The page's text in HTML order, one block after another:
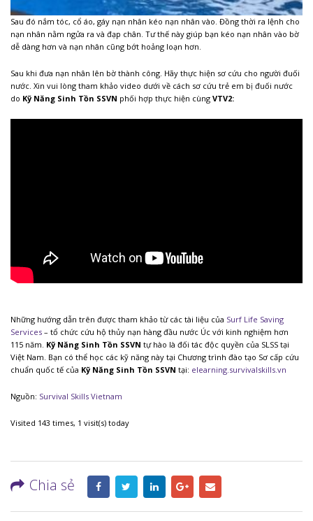
Sau đó nắm tóc, cổ áo, gáy nạn nhân kéo nạn nhân vào. Đồng thời ra lệnh cho
nạn nhân nằm ngửa ra và đạp chân. Tư thế này giúp bạn kéo nạn nhân vào bờ
dễ dàng hơn và nạn nhân cũng bớt hoảng loạn hơn.
Sau khi đưa nạn nhân lên bờ thành công. Hãy thực hiện sơ cứu cho người đuối
nước. Xin vui lòng tham khảo video dưới về cách sơ cứu trẻ em bị đuối nước
do Kỹ Năng Sinh Tồn SSVN phối hợp thực hiện cùng VTV2:
Những hướng dẫn trên được tham khảo từ các tài liệu của Surf Life Saving
Services – tổ chức cứu hộ thủy nạn hàng đầu nước Úc với kinh nghiệm hơn
115 năm. Kỹ Năng Sinh Tồn SSVN tự hào là đối tác độc quyền của SLSS tại
Việt Nam. Bạn có thể học các kỹ năng này tại Chương trình đào tạo Sơ cấp cứu
chuẩn quốc tế của Kỹ Năng Sinh Tồn SSVN tại: elearning.survivalskills.vn
Nguồn: Survival Skills Vietnam
Visited 143 times, 1 visit(s) today
Chia sẻ